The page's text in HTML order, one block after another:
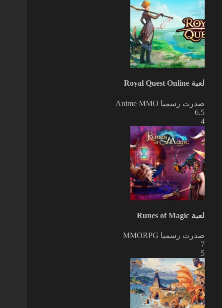
لعبة Royal Quest Online
صدرت رسميا Anime MMO
6.5
4
لعبة Runes of Magic
صدرت رسميا MMORPG
7
5